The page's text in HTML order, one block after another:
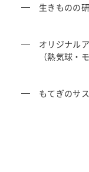
生きものの
オリジナル
（熱気球・
もてぎのサ